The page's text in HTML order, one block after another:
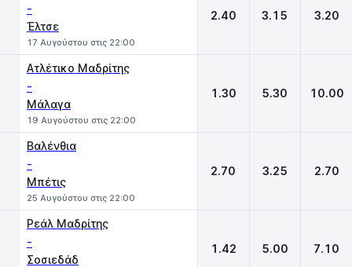
-
Έλτσε
17 Αυγούστου στις 22:00
2.40 3.15 3.20
Ατλέτικο Μαδρίτης
-
Μάλαγα
19 Αυγούστου στις 22:00
1.30 5.30 10.00
Βαλένθια
-
Μπέτις
25 Αυγούστου στις 22:00
2.70 3.25 2.70
Ρεάλ Μαδρίτης
-
Σοσιεδάδ
1.42 5.00 7.10